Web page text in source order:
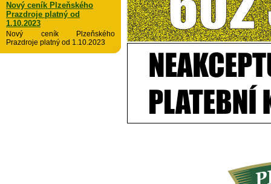
Nový ceník Plzeňského
Prazdroje platný od
1.10.2023
Nový ceník Plzeňského
Prazdroje platný od 1.10.2023